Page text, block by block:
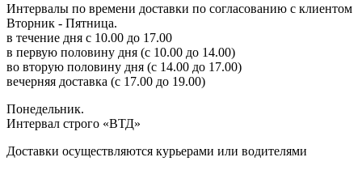
Интервалы по времени доставки по согласованию с клиентом
Вторник - Пятница.
в течение дня с 10.00 до 17.00
в первую половину дня (с 10.00 до 14.00)
во вторую половину дня (с 14.00 до 17.00)
вечерняя доставка (с 17.00 до 19.00)
Понедельник.
Интервал строго «ВТД»
Доставки осуществляются курьерами или водителями